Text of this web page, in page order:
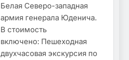
Белая Северо-западная
армия генерала Юденича.
В стоимость
включено: Пешеходная
двухчасовая экскурсия по